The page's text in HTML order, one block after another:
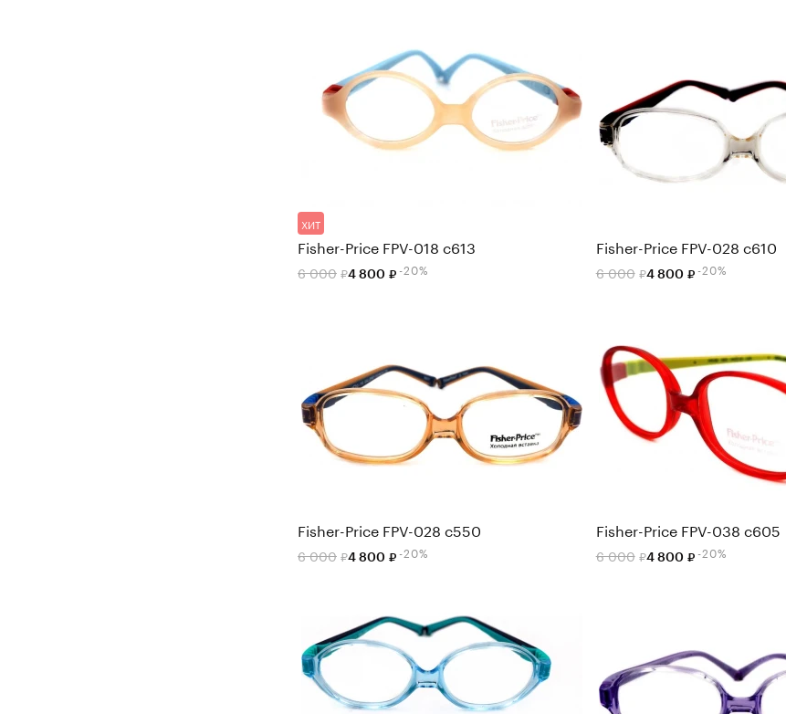
ХИТ
Fisher-Price FPV-018 c613
6 000 4 800 -20%
Fisher-Price FPV-028 c610
6 000 4 800 -20%
Fisher-Price FPV-028 c550
6 000 4 800 -20%
Fisher-Price FPV-038 c605
6 000 4 800 -20%